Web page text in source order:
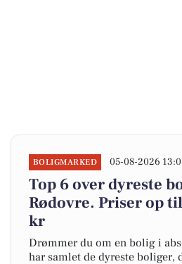
BOLIGMARKED 05-08-2026
Top 6 over dyreste
Rødovre. Priser op
kr
Drømmer du om en bolig i
har samlet de dyreste boliger,